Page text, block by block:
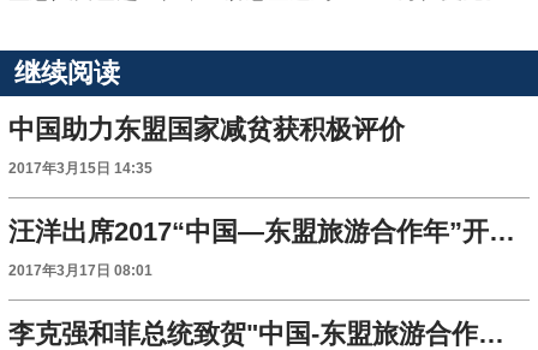
继续阅读
中国助力东盟国家减贫获积极评价
2017年3月15日 14:35
汪洋出席2017“中国—东盟旅游合作年”开幕式并致辞
2017年3月17日 08:01
李克强和菲总统致贺"中国-东盟旅游合作年"开幕